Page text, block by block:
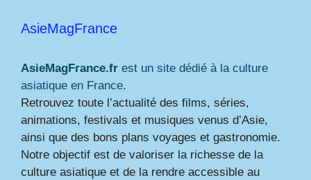
AsieMagFrance
AsieMagFrance.fr est un site dédié à la culture
asiatique en France.
Retrouvez toute l’actualité des films, séries,
animations, festivals et musiques venus d’Asie,
ainsi que des bons plans voyages et gastronomie.
Notre objectif est de valoriser la richesse de la
culture asiatique et de la rendre accessible au